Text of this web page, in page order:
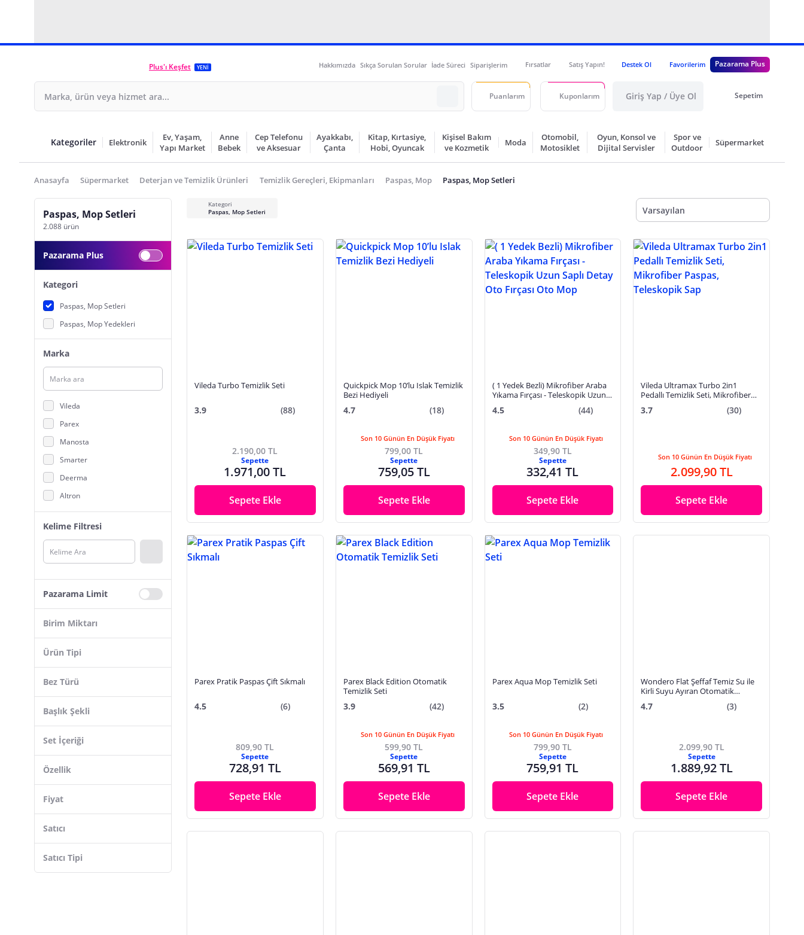
Plus'ı Keşfet YENİ Hakkımızda Sıkça Sorulan Sorular İade Süreci Siparişlerim Fırsatlar Satış Yapın! Destek Ol Favorilerim Pazarama Plus
Puanlarım Kuponlarım Giriş Yap / Üye Ol Sepetim
Kategoriler Elektronik
Ev, Yaşam,
Yapı Market
Anne
Bebek
Cep Telefonu
ve Aksesuar
Ayakkabı,
Çanta
Kitap, Kırtasiye,
Hobi, Oyuncak
Kişisel Bakım
ve Kozmetik
Moda
Otomobil,
Motosiklet
Oyun, Konsol ve
Dijital Servisler
Spor ve
Outdoor
Süpermarket
Anasayfa Süpermarket Deterjan ve Temizlik Ürünleri Temizlik Gereçleri, Ekipmanları Paspas, Mop Paspas, Mop Setleri
Paspas, Mop Setleri
2.088 ürün
Pazarama Plus
Kategori
Paspas, Mop Setleri
Paspas, Mop Yedekleri
Marka
Vileda
Parex
Manosta
Smarter
Deerma
Altron
MİYANO
Digithome
Royal Gross
Youban
Hansel
Doori
Go İthalat
Macromax
ERKUGO
Kelime Filtresi
Pazarama Limit
Birim Miktarı
Ürün Tipi
Paspas
Kova
Kapsül
Düzenleyici Raf
Sıvı
Bez Türü
Kumaş
Başlık Şekli
Üçgen
Dikdörtgen - Yuvarlak
Set İçeriği
Paspas Seti
Özellik
Pedallı
Yıkanabilir
Katlanabilir
Fiyat
Satıcı
Satıcı Tipi
Kategori
Paspas, Mop Setleri
Varsayılan
Vileda Turbo Temizlik Seti
3.9 (88)
2.190,00 TL
Sepette
1.971,00 TL
Sepete Ekle
Quickpick Mop 10’lu Islak Temizlik
Bezi Hediyeli
4.7 (18)
Son 10 Günün En Düşük Fiyatı
799,00 TL
Sepette
759,05 TL
Sepete Ekle
( 1 Yedek Bezli) Mikrofiber Araba
Yıkama Fırçası - Teleskopik Uzun
4.5 (44)
Son 10 Günün En Düşük Fiyatı
349,90 TL
Sepette
332,41 TL
Sepete Ekle
Vileda Ultramax Turbo 2in1
Pedallı Temizlik Seti, Mikrofiber
3.7 (30)
Son 10 Günün En Düşük Fiyatı
2.099,90 TL
Sepete Ekle
Parex Pratik Paspas Çift Sıkmalı
4.5 (6)
809,90 TL
Sepette
728,91 TL
Sepete Ekle
Parex Black Edition Otomatik
Temizlik Seti
3.9 (42)
Son 10 Günün En Düşük Fiyatı
599,90 TL
Sepette
569,91 TL
Sepete Ekle
Parex Aqua Mop Temizlik Seti
3.5 (2)
Son 10 Günün En Düşük Fiyatı
799,90 TL
Sepette
759,91 TL
Sepete Ekle
Wondero Flat Şeffaf Temiz Su ile
Kirli Suyu Ayıran Otomatik
4.7 (3)
2.099,90 TL
Sepette
1.889,92 TL
Sepete Ekle